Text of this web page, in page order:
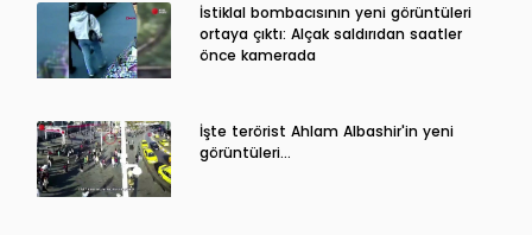
İstiklal bombacısının yeni görüntüleri
ortaya çıktı: Alçak saldırıdan saatler
önce kamerada
İşte terörist Ahlam Albashir'in yeni
görüntüleri…